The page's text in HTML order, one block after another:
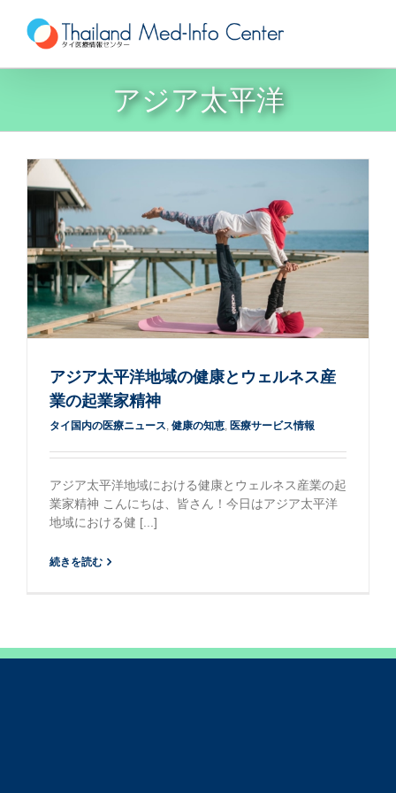
content
アジア太平洋
アジア太平洋地域の健康とウェルネス産
業の起業家精神
タイ国内の医療ニュース 健康の知恵 医療サービス情報
アジア太平洋地域における健康とウェルネス産業の起
業家精神 こんにちは、皆さん！今日はアジア太平洋
地域における健 [...]
続きを読む